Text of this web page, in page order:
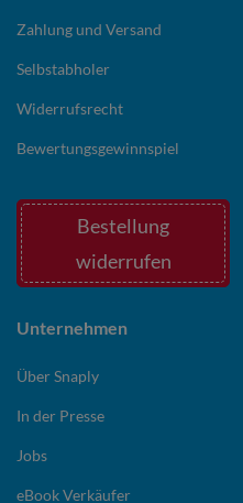
Zahlung und Versand
Selbstabholer
Widerrufsrecht
Bewertungsgewinnspiel
Bestellung
widerrufen
Unternehmen
Über Snaply
In der Presse
Jobs
eBook Verkäufer